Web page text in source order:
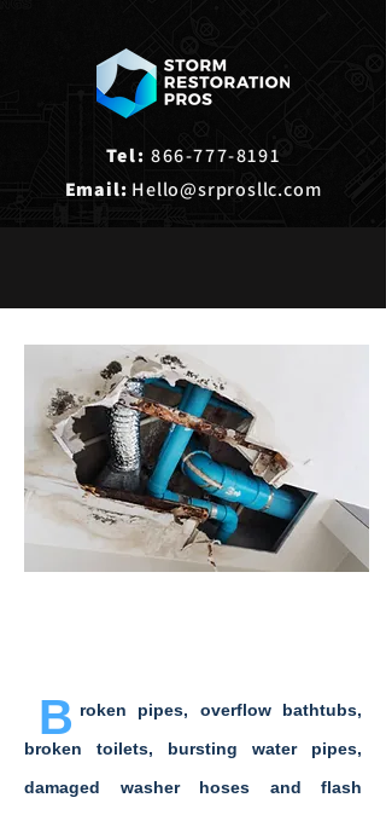
Tel: 866-777-8191
Email: Hello@srprosllc.com
roken pipes, overflow bathtubs,
broken toilets, bursting water pipes,
damaged washer hoses and flash
B